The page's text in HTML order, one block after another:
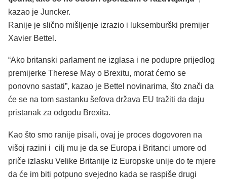
kazao je Juncker.
Ranije je slično mišljenje izrazio i luksemburški premijer
Xavier Bettel.
“Ako britanski parlament ne izglasa i ne podupre prijedlog
premijerke Therese May o Brexitu, morat ćemo se
ponovno sastati”, kazao je Bettel novinarima, što znači da
će se na tom sastanku šefova država EU tražiti da daju
pristanak za odgodu Brexita.
Kao što smo ranije pisali, ovaj je proces dogovoren na
višoj razini i cilj mu je da se Europa i Britanci umore od
priče izlasku Velike Britanije iz Europske unije do te mjere
da će im biti potpuno svejedno kada se raspiše drugi